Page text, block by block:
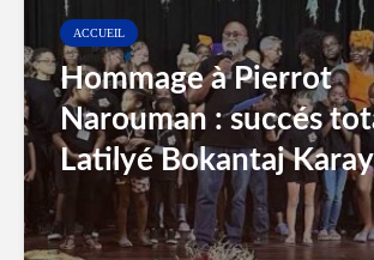
ACCUEIL
Hommage à Pierrot
Narouman : succés
Latilyé Bokantaj